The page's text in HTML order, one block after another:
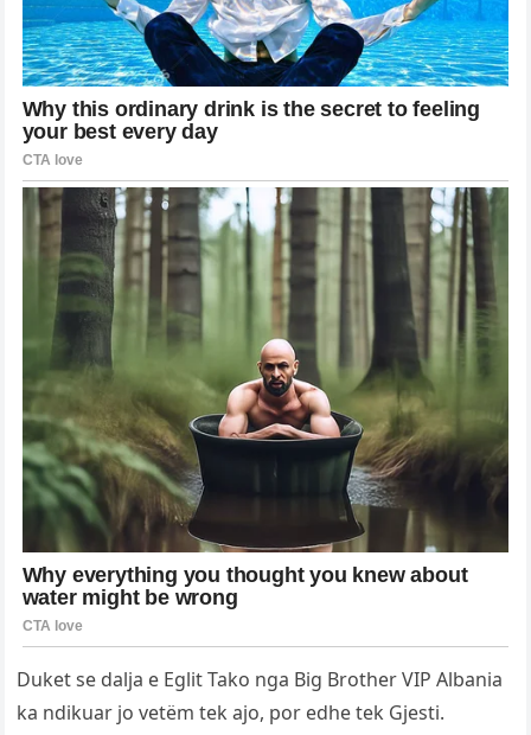
Duket se dalja e Eglit Tako nga Big Brother VIP Albania
ka ndikuar jo vetëm tek ajo, por edhe tek Gjesti.